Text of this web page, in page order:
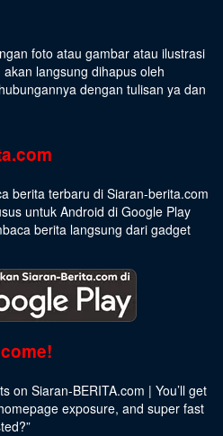
foto atau gambar atau ilustrasi
langsung dihapus oleh
dengan tulisan ya dan
berita terbaru di Siaran-berita.com
untuk Android di Google Play
berita langsung dari gadget
on Siaran-BERITA.com | You’ll get
exposure, and super fast
?”